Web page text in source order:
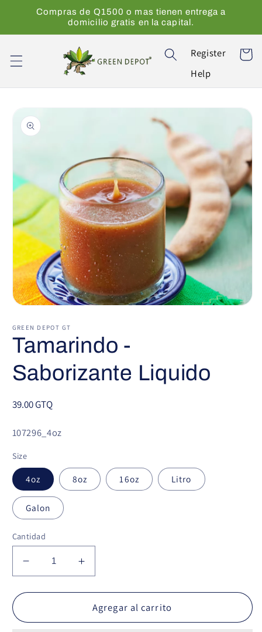
directamente
Compras de Q1500 o mas tienen entrega a
domicilio gratis en la capital.
Register
Help
Carrito
directamente
a la
información
multimedia
una
modal
GREEN DEPOT GT
Tamarindo -
Saborizante Liquido
Precio
39.00 GTQ
SKU:
107296_4oz
Size
4oz 8oz 16oz Litro
Galon
Cantidad
Reducir
cantidad
para
-
Aumentar
cantidad
para
Tamarindo
-
Agregar al carrito